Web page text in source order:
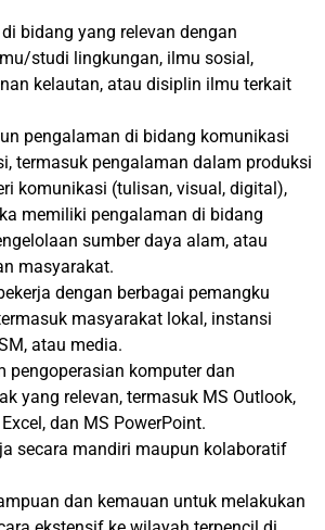
bidang yang relevan dengan
studi lingkungan, ilmu sosial,
kelautan, atau disiplin ilmu terkait
pengalaman di bidang komunikasi
termasuk pengalaman dalam produksi
komunikasi (tulisan, visual, digital),
memiliki pengalaman di bidang
sumber daya alam, atau
masyarakat.
dengan berbagai pemangku
masyarakat lokal, instansi
atau media.
pengoperasian komputer dan
yang relevan, termasuk MS Outlook,
dan MS PowerPoint.
secara mandiri maupun kolaboratif
dan kemauan untuk melakukan